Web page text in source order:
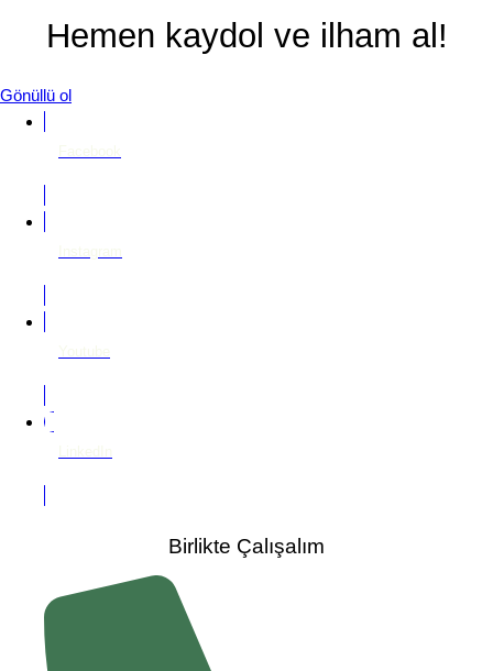
Hemen kaydol ve ilham al!
Gönüllü ol
Birlikte Çalışalım